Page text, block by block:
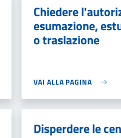
Chiedere
esumazione,
o traslazione
VAI ALLA PAGINA
Disperdere le